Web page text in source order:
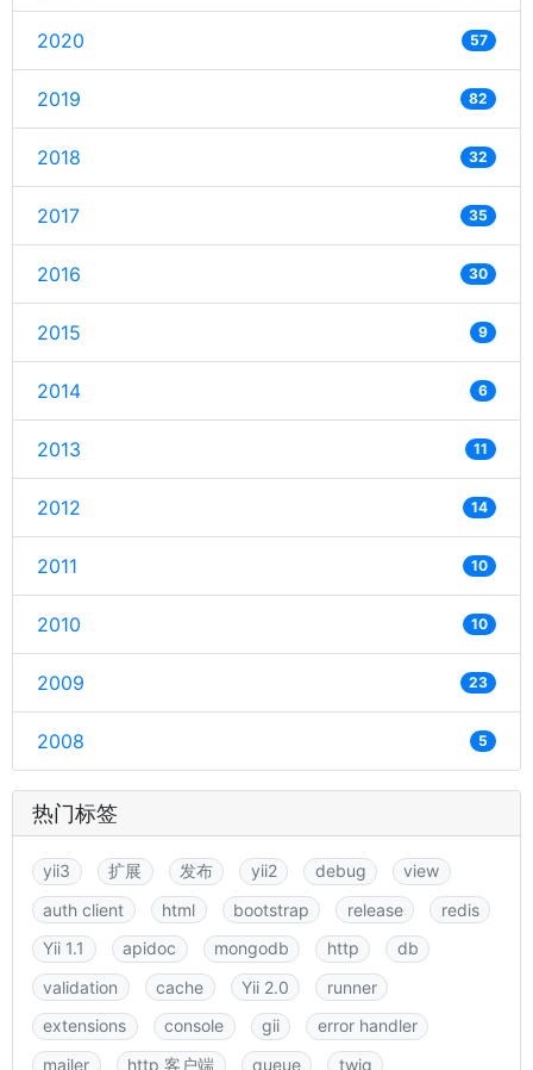
2020 57
2019 82
2018 32
2017 35
2016 30
2015 9
2014 6
2013 11
2012 14
2011 10
2010 10
2009 23
2008 5
热门标签
yii3 扩展 发布 yii2 debug
view
auth client
html bootstrap release
redis
Yii 1.1
apidoc mongodb http
db
validation
cache Yii 2.0
runner
extensions
console gii
error handler
mailer
http 客户端 queue twig